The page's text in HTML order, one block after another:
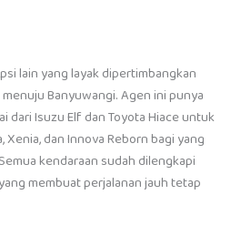
lain yang layak dipertimbangkan
Banyuwangi. Agen ini punya
dari Isuzu Elf dan Toyota Hiace untuk
dan Innova Reborn bagi yang
kendaraan sudah dilengkapi
membuat perjalanan jauh tetap